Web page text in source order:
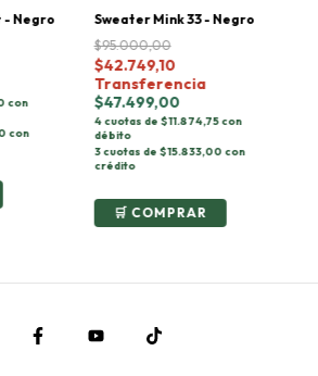
- Negro
con
con
Sweater Mink 33 - Negro
$95.000,00
$42.749,10
Transferencia
$47.499,00
4 cuotas de $11.874,75 con
débito
3 cuotas de $15.833,00 con
crédito
COMPRAR